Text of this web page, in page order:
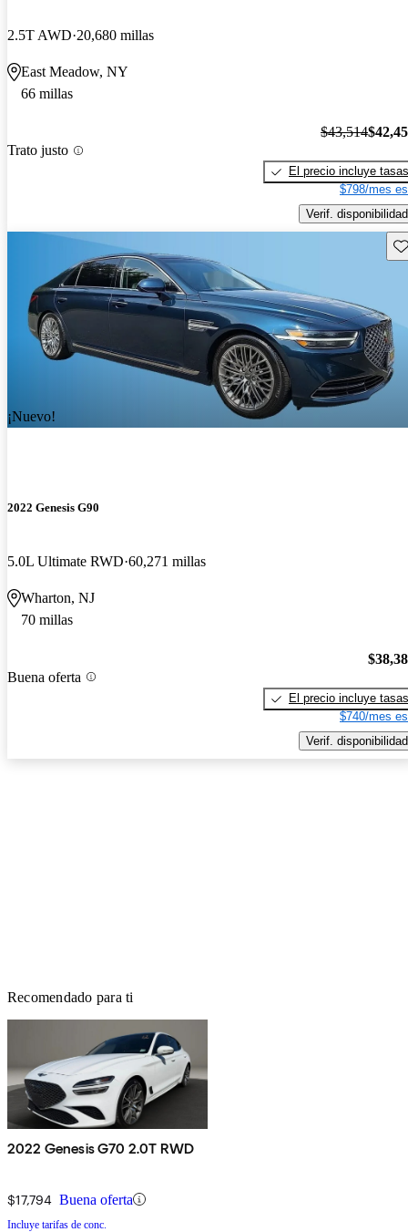
2.5T AWD 20,680 millas
East Meadow, NY
66 millas
Trato justo
$43,514
El precio incluye tasas
$798/mes
Verif. disponibilidad
¡Nuevo!
2022 Genesis G90
5.0L Ultimate RWD 60,271 millas
Wharton, NJ
70 millas
Buena oferta
El precio incluye tasas
$740/mes
Verif. disponibilidad
Recomendado para ti
2022 Genesis G70 2.0T RWD
$17,794 Buena oferta
Incluye tarifas de conc.